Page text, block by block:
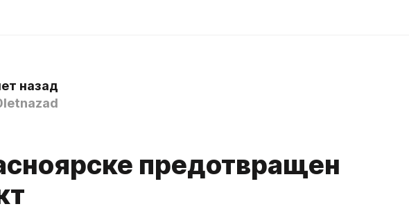
назад
предотвращен